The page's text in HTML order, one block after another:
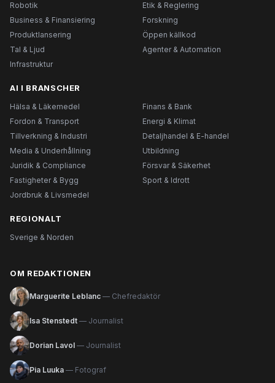
Robotik
Etik & Reglering
Business & Finansiering
Forskning
Produktlansering
Öppen källkod
Tal & Ljud
Agenter & Automation
Infrastruktur
AI I BRANSCHER
Hälsa & Läkemedel
Finans & Bank
Fordon & Transport
Energi & Klimat
Tillverkning & Industri
Detaljhandel & E-handel
Media & Underhållning
Utbildning
Juridik & Compliance
Försvar & Säkerhet
Fastigheter & Bygg
Sport & Idrott
Jordbruk & Livsmedel
REGIONALT
Sverige & Norden
OM REDAKTIONEN
Marguerite Leblanc — Chefredaktör
Isa Stenstedt — Journalist
Dorian Lavol — Journalist
Pia Luuka — Fotograf